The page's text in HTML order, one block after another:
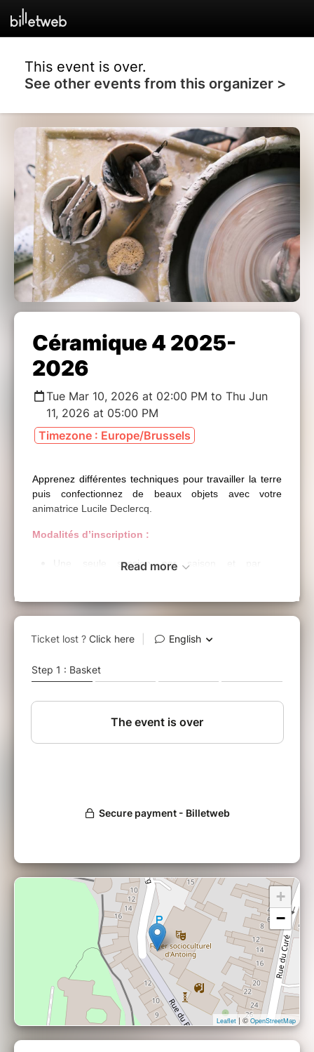
This event is over.
See other events from this organizer >
Céramique 4 2025-
2026
Tue Mar 10, 2026 at 02:00 PM to Thu Jun
11, 2026 at 05:00 PM
Timezone : Europe/Brussels
Apprenez différentes techniques pour travailler la terre
puis confectionnez de beaux objets avec votre
animatrice Lucile Declercq.
Modalités d’inscription :
Une seule session par saison et par
ateliers dès le début des inscriptions.
semaine avant au plus tôt), il reste des places
session précédente pourra s’inscrire à une
deuxième session en se présentant au
de participants par session
Attention!L’atelier s’arrête 15min avant l’heure
prévue et le dernier quart d’heure est consacré à la
Mars : 10, 17, 24, 31
Avril : 7, 14, 21
Mai : 12, 19, 26
Juin : 2, 9, 14*, 16, 23
*Date de notre fête des ateliers annuelle :le
dimanche 14 juin 2026
Read more
+
−
Leaflet | ©OpenStreetMap